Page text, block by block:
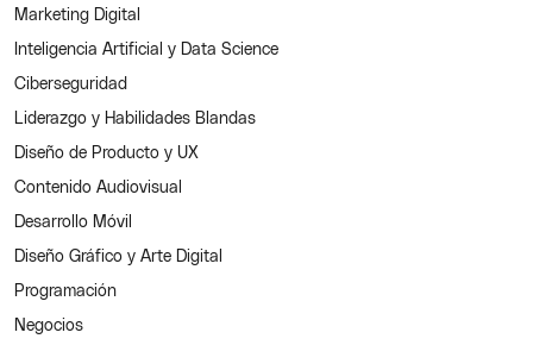
Marketing Digital
Inteligencia Artificial y Data Science
Ciberseguridad
Liderazgo y Habilidades Blandas
Diseño de Producto y UX
Contenido Audiovisual
Desarrollo Móvil
Diseño Gráfico y Arte Digital
Programación
Negocios